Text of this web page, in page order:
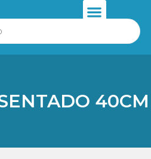
40CM